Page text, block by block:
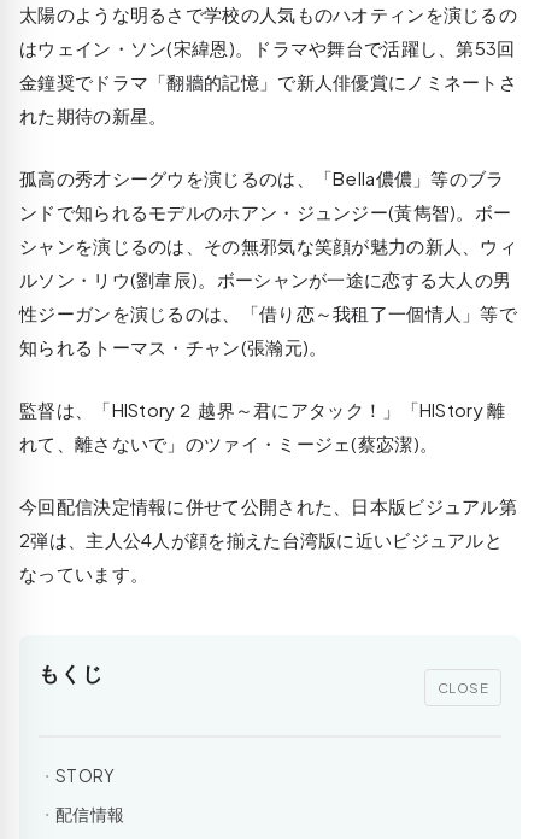
太陽のような明るさで学校の人気ものハオティンを演じるの
はウェイン・ソン(宋緯恩)。ドラマや舞台で活躍し、第53回
金鐘奨でドラマ「翻牆的記憶」で新人俳優賞にノミネートさ
れた期待の新星。
孤高の秀才シーグウを演じるのは、「Bella儂儂」等のブラ
ンドで知られるモデルのホアン・ジュンジー(黃雋智)。ボー
シャンを演じるのは、その無邪気な笑顔が魅力の新人、ウィ
ルソン・リウ(劉韋辰)。ボーシャンが一途に恋する大人の男
性ジーガンを演じるのは、「借り恋～我租了一個情人」等で
知られるトーマス・チャン(張瀚元)。
監督は、「HIStory２ 越界～君にアタック！」「HIStory 離
れて、離さないで」のツァイ・ミージェ(蔡宓潔)。
今回配信決定情報に併せて公開された、日本版ビジュアル第
2弾は、主人公4人が顔を揃えた台湾版に近いビジュアルと
なっています。
もくじ
CLOSE
STORY
配信情報